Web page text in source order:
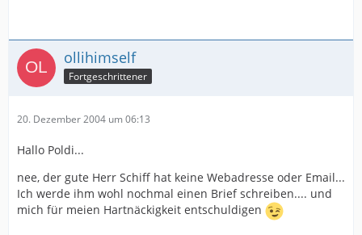
ollihimself
Fortgeschrittener
20. Dezember 2004 um 06:13
Hallo Poldi...
nee, der gute Herr Schiff hat keine Webadresse oder Email...
Ich werde ihm wohl nochmal einen Brief schreiben.... und
mich für meien Hartnäckigkeit entschuldigen